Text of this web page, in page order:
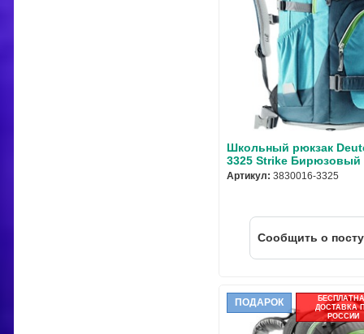
Школьный рюкзак
3325 Strike Бирюзовый
Артикул: 3830016-3325
Cообщить о
ПОДАРОК
ДОСТАВКА
РОССИИ